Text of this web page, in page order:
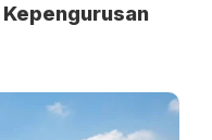
Kepengurusan